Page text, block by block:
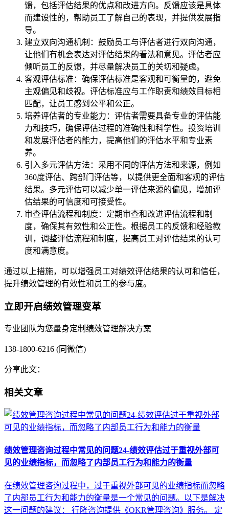
馈，包括评估结果的优点和改进方向。反馈应该是具体
而建设性的，帮助员工了解自己的表现，并提供发展指
导。
建立双向沟通机制：鼓励员工与评估者进行双向沟通，
让他们有机会表达对评估结果的看法和意见。评估者应
倾听员工的反馈，并尽量解决员工的关切和疑虑。
客观评估标准：确保评估标准是客观和可衡量的，避免
主观偏见和歧视。评估标准应与工作职责和绩效目标相
匹配，让员工感到公平和公正。
培养评估者的专业能力：评估者需要具备专业的评估能
力和技巧，确保评估过程的准确性和科学性。投资培训
和发展评估者的能力，提高他们的评估水平和专业素
养。
引入多元评估方法：采用不同的评估方法和来源，例如
360度评估、跨部门评估等，以提供更全面和客观的评估
结果。多元评估可以减少单一评估来源的偏见，增加评
估结果的可信度和可接受性。
审查评估流程和制度：定期审查和改进评估流程和制
度，确保其有效性和公正性。根据员工的反馈和经验教
训，调整评估流程和制度，提高员工对评估结果的认可
度和满意度。
通过以上措施，可以增强员工对绩效评估结果的认可和信任，
提升绩效管理的有效性和员工的参与度。
立即开启绩效管理变革
专业团队为您量身定制绩效管理解决方案
138-1800-6216 (同微信)
分享此文：
相关文章
绩效管理咨询过程中常见的问题24-绩效评估过于重视外部可
见的业绩指标，而忽略了内部员工行为和能力的衡量
在绩效管理咨询过程中，过于重视外部可见的业绩指标而忽略
了内部员工行为和能力的衡量是一个常见的问题。以下是解决
这一问题的建议： 行隆咨询提供《OKR管理咨询》服务。 定